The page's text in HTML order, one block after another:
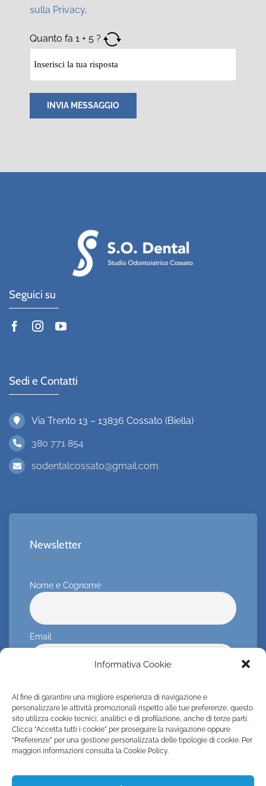
Informativa Cookie
Al fine di garantire una migliore esperienza di navigazione e
personalizzare le attività promozionali rispetto alle tue preferenze, questo
sito utilizza cookie tecnici, analitici e di profilazione, anche di terze parti.
Clicca “Accetta tutti i cookie” per proseguire la navigazione oppure
“Preferenze” per una gestione personalizzata delle tipologie di cookie. Per
maggiori informazioni consulta la Cookie Policy.
sulla Privacy.
Quanto fa 1+ 5?
Seguici su
Sedi e Contatti
Via Trento 13 – 13836 Cossato (Biella)
380 771 854
sodentalcossato@gmail.com
Newsletter
Nome e Cognome
Email